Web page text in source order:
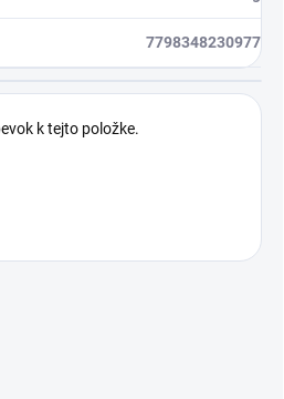
7798348230977
k tejto položke.